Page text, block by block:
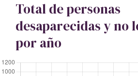
Total de personas
desaparecidas y no
por año